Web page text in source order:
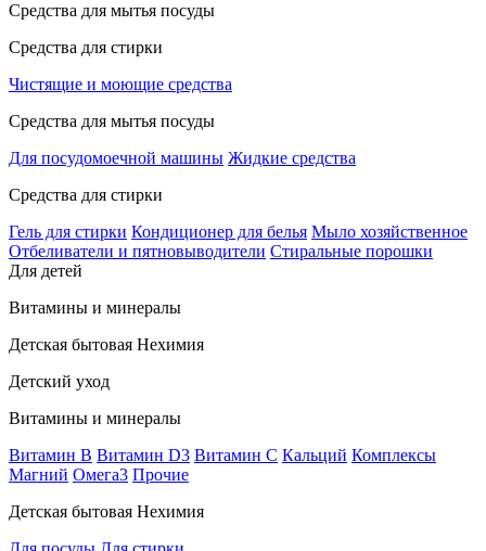
Средства для мытья посуды
Средства для стирки
Чистящие и моющие средства
Средства для мытья посуды
Для посудомоечной машины Жидкие средства
Средства для стирки
Гель для стирки Кондиционер для белья Мыло хозяйственное
Отбеливатели и пятновыводители Стиральные порошки
Для детей
Витамины и минералы
Детская бытовая Нехимия
Детский уход
Витамины и минералы
Витамин В Витамин D3 Витамин С Кальций Комплексы
Магний Омега3 Прочие
Детская бытовая Нехимия